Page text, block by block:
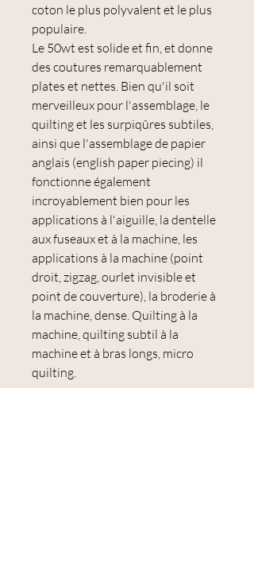
coton le plus polyvalent et le plus
populaire.
Le 50wt est solide et fin, et donne
des coutures remarquablement
plates et nettes. Bien qu'il soit
merveilleux pour l'assemblage, le
quilting et les surpiqûres subtiles,
ainsi que l'assemblage de papier
anglais (english paper piecing) il
fonctionne également
incroyablement bien pour les
applications à l'aiguille, la dentelle
aux fuseaux et à la machine, les
applications à la machine (point
droit, zigzag, ourlet invisible et
point de couverture), la broderie à
la machine, dense. Quilting à la
machine, quilting subtil à la
machine et à bras longs, micro
quilting.